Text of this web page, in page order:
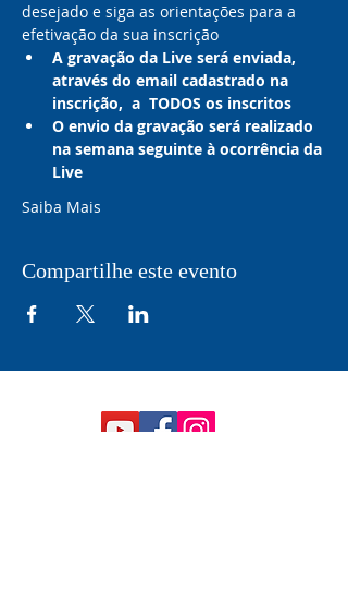
desejado e siga as orientações para a
efetivação da sua inscrição
A gravação da Live será enviada,
através do email cadastrado na
inscrição,  a  TODOS os inscritos
O envio da gravação será realizado
na semana seguinte à ocorrência da
Live
Saiba Mais
Compartilhe este evento